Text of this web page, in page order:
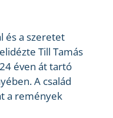
és a szeretet
Till Tamás
éven át tartó
A család
a remények